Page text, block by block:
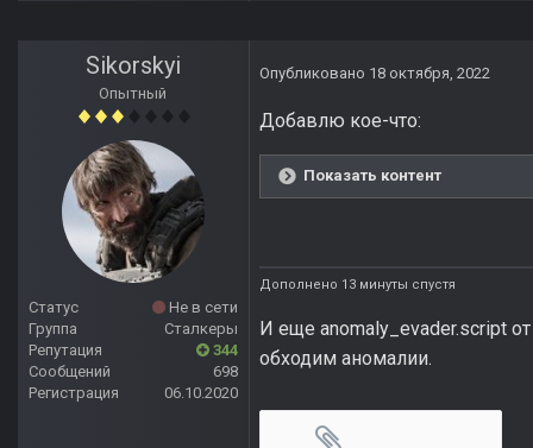
Sikorskyi
Опытный
Статус
Не в сети
Группа
Сталкеры
Репутация
344
Сообщений
698
Регистрация
06.10.2020
Опубликовано 18 октября, 2022
Добавлю кое-что:
Показать контент
Дополнено 13 минуты спустя
И еще anomaly_evader.script
обходим аномалии.